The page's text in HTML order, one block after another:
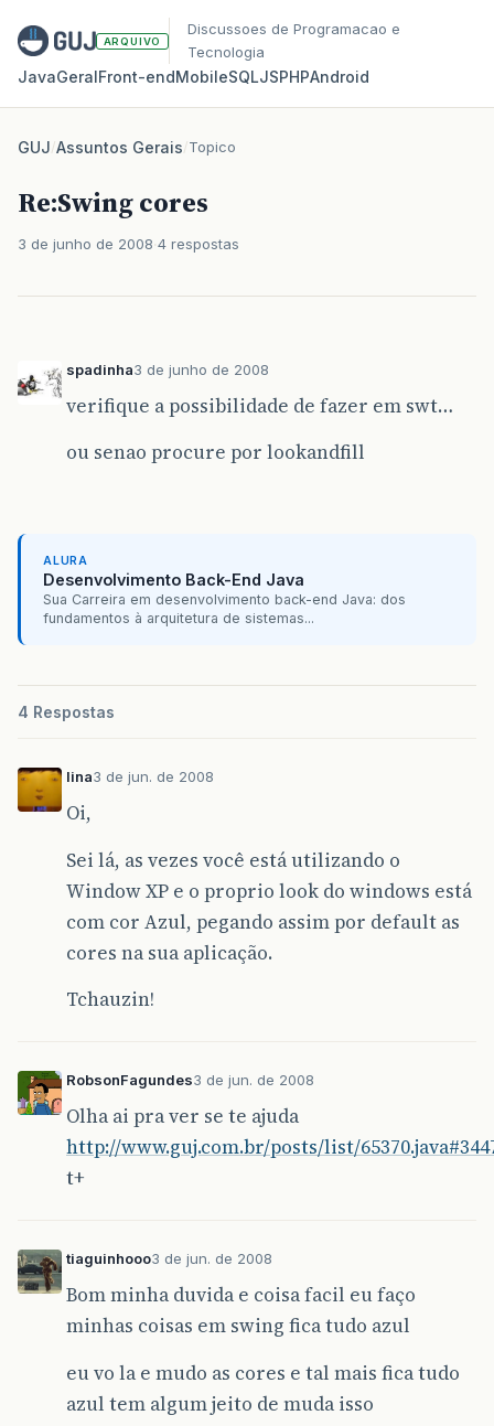
ARQUIVO
Discussoes de Programacao e
Tecnologia
JavaGeralFront‑endMobileSQLJSPHPAndroid
GUJ/Assuntos Gerais/Topico
Re:Swing cores
3 de junho de 2008 4 respostas
spadinha3 de junho de 2008
verifique a possibilidade de fazer em swt…
ou senao procure por lookandfill
ALURA
Desenvolvimento Back-End Java
Sua Carreira em desenvolvimento back-end Java: dos
fundamentos à arquitetura de sistemas...
4 Respostas
lina3 de jun. de 2008
Oi,
Sei lá, as vezes você está utilizando o
Window XP e o proprio look do windows está
com cor Azul, pegando assim por default as
cores na sua aplicação.
Tchauzin!
RobsonFagundes3 de jun. de 2008
Olha ai pra ver se te ajuda
http://www.guj.com.br/posts/list/
t+
tiaguinhooo3 de jun. de 2008
Bom minha duvida e coisa facil eu faço
minhas coisas em swing fica tudo azul
eu vo la e mudo as cores e tal mais fica tudo
azul tem algum jeito de muda isso